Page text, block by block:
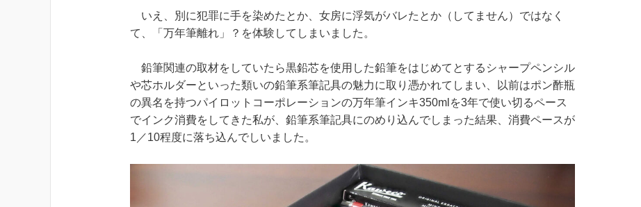
いえ、別に犯罪に手を染めたとか、女房に浮気がバレたとか（してません）ではなく
て、「万年筆離れ」？を体験してしまいました。
鉛筆関連の取材をしていたら黒鉛芯を使用した鉛筆をはじめてとするシャープペンシル
や芯ホルダーといった類いの鉛筆系筆記具の魅力に取り憑かれてしまい、以前はポン酢瓶
の異名を持つパイロットコーポレーションの万年筆インキ350mlを3年で使い切るペース
でインク消費をしてきた私が、鉛筆系筆記具にのめり込んでしまった結果、消費ペースが
1／10程度に落ち込んでしいました。